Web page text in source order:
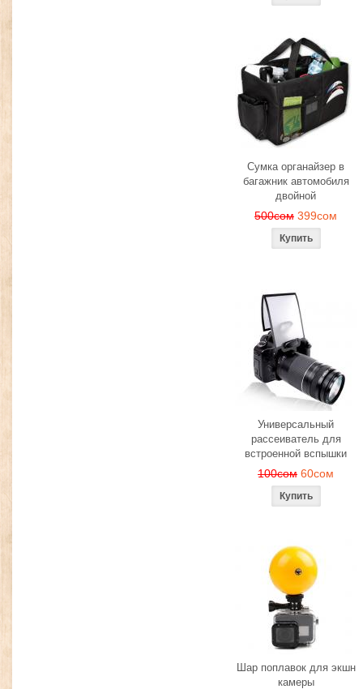
Сумка органайзер в
багажник автомобиля
двойной
500сом 399сом
Универсальный
рассеиватель для
встроенной вспышки
100сом 60сом
Шар поплавок для экшн
камеры